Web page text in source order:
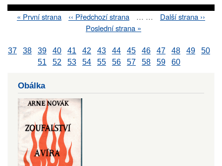
First
« První strana
Previous
‹‹ Předchozí strana … …
Next
Další strana ››
Last
Poslední strana »
37 38 39 40 41 42 43 44 45 46 47 48 49
50
51
52 53 54 55 56 57 58 59 60
Obálka